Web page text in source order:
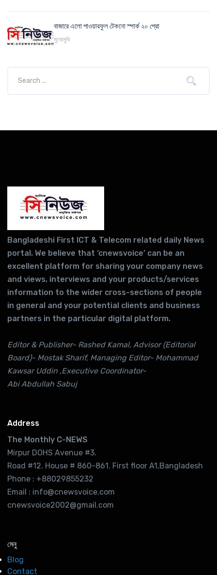
বাজারে এলো পাওয়ারফুল টেকনো স্পার্ক ২০ প্রো
মুখোমুখি
Bangladeshi First ICT & Telecom related daily News
portal. We believe that ‘cnewsvoice’ can be an
excellent platform for sharing your company news
and views, interviews and your products/services
information to the wider cross-sections of people
in general and your potential clients and business
partners in the particular digital platform.
Editor & Publisher- Rashed Kamal, Advisor (Editorial
Board)- Mostak Sharif, Managing Editor- Mohammad
Kawsar Uddin ,Executive Coordinator-
Abi Abdullah Sabuj
Address
The Monthly C-NEWS
Mirpur DOHS Avenue #3.
Road #12. House # 860-861. First floor A1,Bangladesh
Phone : +88029855232
Email : info@cnewsvoice.com
cnewsvoice2002@gmail.com
মেনু
Blog
Contact